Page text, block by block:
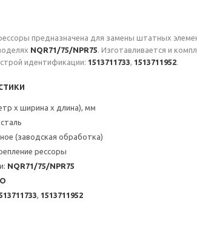
предназначена для замены штатных
NQR71/75/NPR75. Изготавливается и
идентификации: 1513711733, 1513711952.
х ширина х длина), мм
(заводская обработка)
рессоры
NQR71/75/NPR75
, 1513711952